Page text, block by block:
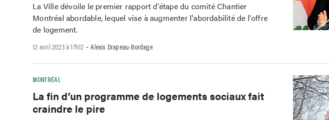
La Ville dévoile le premier rapport d'étape du comité Chantier
Montréal abordable, lequel vise à augmenter l'abordabilité de l'offre
de logement.
12 avril 2023 à 17h12 -Alexis Drapeau-Bordage
MONTRÉAL
La fin d’un programme de logements sociaux fait
craindre le pire